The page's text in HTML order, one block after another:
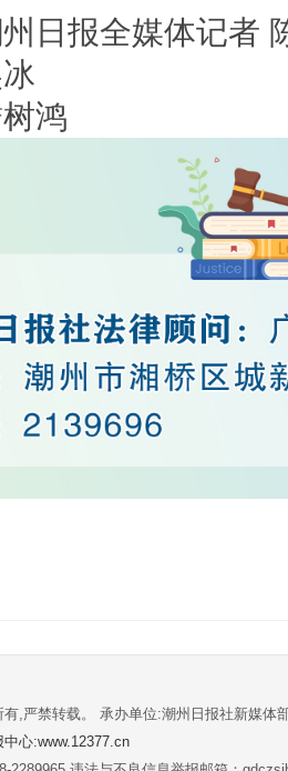
日报全媒体记者
鸿
,严禁转载。 承办单位:潮州日报社新媒体
心:www.12377.cn